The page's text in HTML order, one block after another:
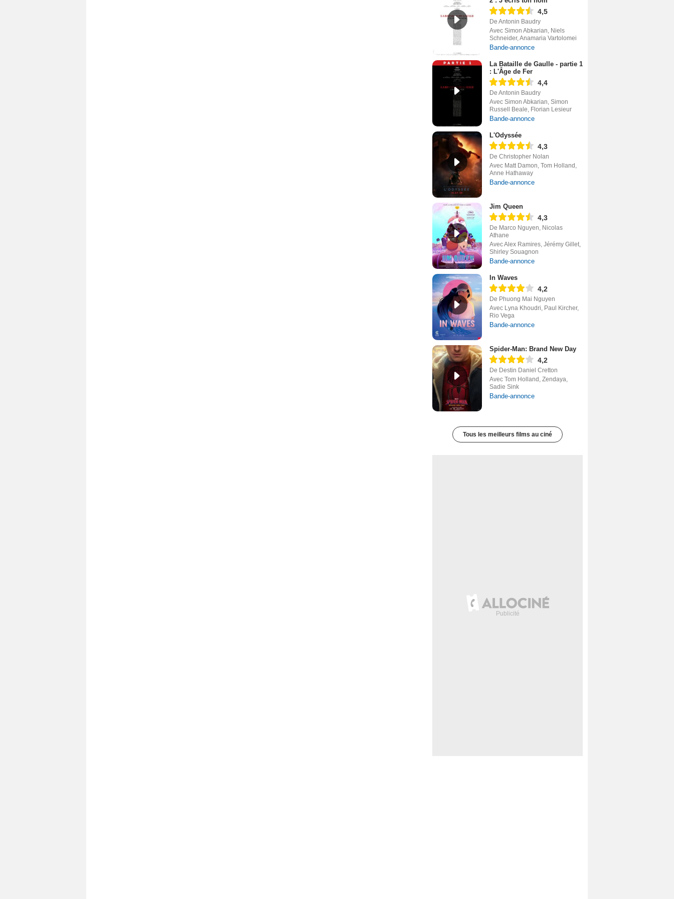
4,5
De Antonin Baudry
Avec Simon Abkarian, Niels
Schneider, Anamaria Vartolomei
Bande-annonce
La Bataille de Gaulle - partie 1
: L'Âge de Fer
4,4
De Antonin Baudry
Avec Simon Abkarian, Simon
Russell Beale, Florian Lesieur
Bande-annonce
L'Odyssée
4,3
De Christopher Nolan
Avec Matt Damon, Tom Holland,
Anne Hathaway
Bande-annonce
Jim Queen
4,3
De Marco Nguyen, Nicolas
Athane
Avec Alex Ramires, Jérémy Gillet,
Shirley Souagnon
Bande-annonce
In Waves
4,2
De Phuong Mai Nguyen
Avec Lyna Khoudri, Paul Kircher,
Rio Vega
Bande-annonce
Spider-Man: Brand New Day
4,2
De Destin Daniel Cretton
Avec Tom Holland, Zendaya,
Sadie Sink
Bande-annonce
Tous les meilleurs films au ciné